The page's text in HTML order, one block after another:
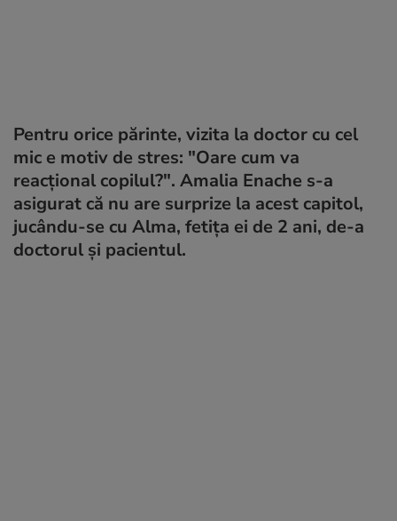
Pentru orice părinte, vizita la doctor cu cel
mic e motiv de stres: "Oare cum va
reacțional copilul?". Amalia Enache s-a
asigurat că nu are surprize la acest capitol,
jucându-se cu Alma, fetița ei de 2 ani, de-a
doctorul și pacientul.